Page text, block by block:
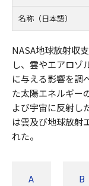
名称（日本語）
NASA地球放射収
し、雲やエアロゾ
に与える影響を調
た太陽エネルギー
よび宇宙に反射し
は雲及び地球放射
れた。
A B